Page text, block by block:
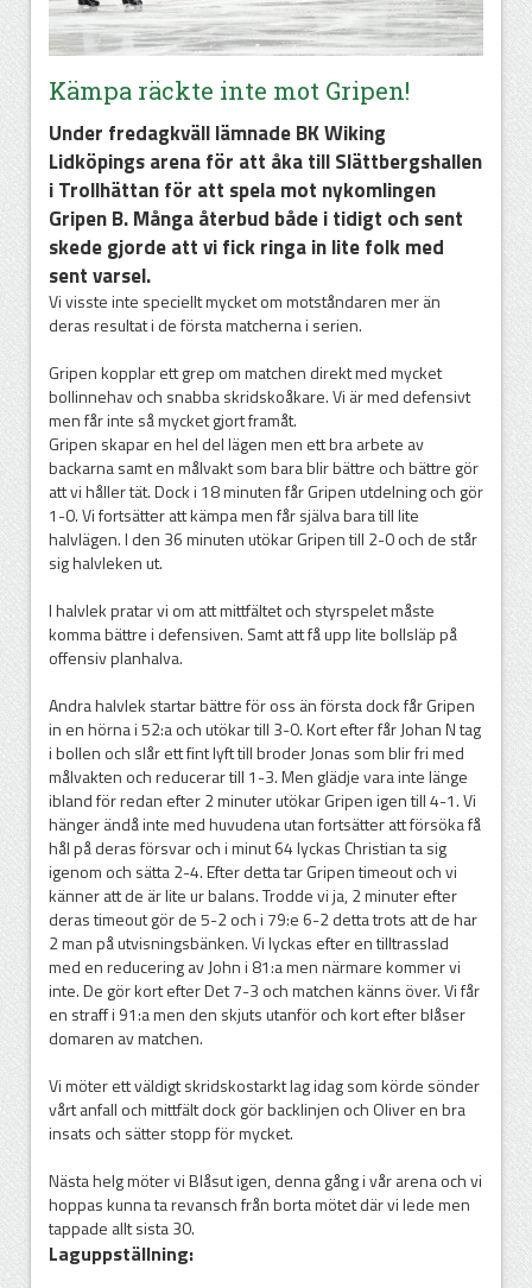
Kämpa räckte inte mot Gripen!
Under fredagkväll lämnade BK Wiking
Lidköpings arena för att åka till Slättbergshallen
i Trollhättan för att spela mot nykomlingen
Gripen B. Många återbud både i tidigt och sent
skede gjorde att vi fick ringa in lite folk med
sent varsel.
Vi visste inte speciellt mycket om motståndaren mer än
deras resultat i de första matcherna i serien.
Gripen kopplar ett grep om matchen direkt med mycket
bollinnehav och snabba skridskoåkare. Vi är med defensivt
men får inte så mycket gjort framåt.
Gripen skapar en hel del lägen men ett bra arbete av
backarna samt en målvakt som bara blir bättre och bättre gör
att vi håller tät. Dock i 18 minuten får Gripen utdelning och gör
1-0. Vi fortsätter att kämpa men får själva bara till lite
halvlägen. I den 36 minuten utökar Gripen till 2-0 och de står
sig halvleken ut.
I halvlek pratar vi om att mittfältet och styrspelet måste
komma bättre i defensiven. Samt att få upp lite bollsläp på
offensiv planhalva.
Andra halvlek startar bättre för oss än första dock får Gripen
in en hörna i 52:a och utökar till 3-0. Kort efter får Johan N tag
i bollen och slår ett fint lyft till broder Jonas som blir fri med
målvakten och reducerar till 1-3. Men glädje vara inte länge
ibland för redan efter 2 minuter utökar Gripen igen till 4-1. Vi
hänger ändå inte med huvudena utan fortsätter att försöka få
hål på deras försvar och i minut 64 lyckas Christian ta sig
igenom och sätta 2-4. Efter detta tar Gripen timeout och vi
känner att de är lite ur balans. Trodde vi ja, 2 minuter efter
deras timeout gör de 5-2 och i 79:e 6-2 detta trots att de har
2 man på utvisningsbänken. Vi lyckas efter en tilltrasslad
med en reducering av John i 81:a men närmare kommer vi
inte. De gör kort efter Det 7-3 och matchen känns över. Vi får
en straff i 91:a men den skjuts utanför och kort efter blåser
domaren av matchen.
Vi möter ett väldigt skridskostarkt lag idag som körde sönder
vårt anfall och mittfält dock gör backlinjen och Oliver en bra
insats och sätter stopp för mycket.
Nästa helg möter vi Blåsut igen, denna gång i vår arena och vi
hoppas kunna ta revansch från borta mötet där vi lede men
tappade allt sista 30.
Laguppställning: